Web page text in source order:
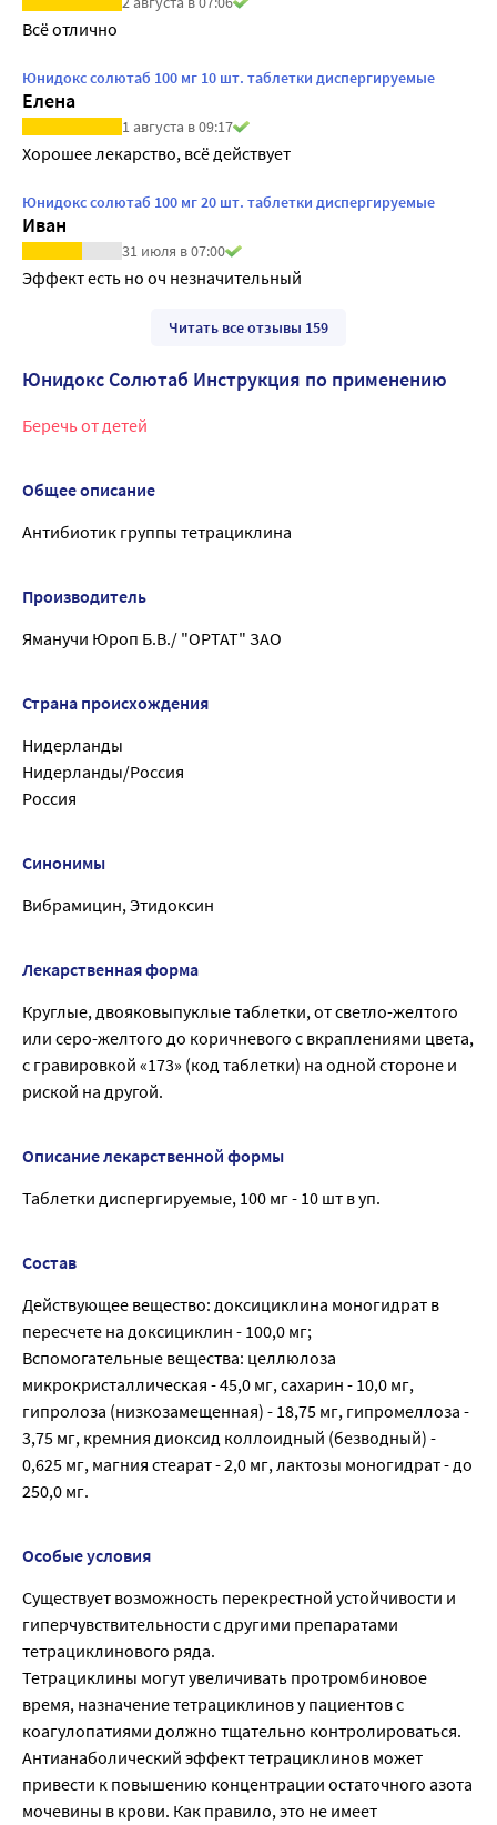
Всё отлично
Юнидокс солютаб 100 мг 10 шт. таблетки диспергируемые
Елена
1 августа в 09:17
Хорошее лекарство, всё действует
Юнидокс солютаб 100 мг 20 шт. таблетки диспергируемые
Иван
31 июля в 07:00
Эффект есть но оч незначительный
Читать все отзывы 159
Юнидокс Солютаб Инструкция по применению
Беречь от детей
Общее описание
Антибиотик группы тетрациклина
Производитель
Яманучи Юроп Б.В./ "ОРТАТ" ЗАО
Страна происхождения
Нидерланды
Нидерланды/Россия
Россия
Синонимы
Вибрамицин, Этидоксин
Лекарственная форма
Круглые, двояковыпуклые таблетки, от светло-желтого
или серо-желтого до коричневого с вкраплениями цвета,
с гравировкой «173» (код таблетки) на одной стороне и
риской на другой.
Описание лекарственной формы
Таблетки диспергируемые, 100 мг - 10 шт в уп.
Состав
Действующее вещество: доксициклина моногидрат в
пересчете на доксициклин - 100,0 мг;
Вспомогательные вещества: целлюлоза
микрокристаллическая - 45,0 мг, сахарин - 10,0 мг,
гипролоза (низкозамещенная) - 18,75 мг, гипромеллоза -
3,75 мг, кремния диоксид коллоидный (безводный) -
0,625 мг, магния стеарат - 2,0 мг, лактозы моногидрат - до
250,0 мг.
Особые условия
Существует возможность перекрестной устойчивости и
гиперчувствительности с другими препаратами
тетрациклинового ряда.
Тетрациклины могут увеличивать протромбиновое
время, назначение тетрациклинов у пациентов с
коагулопатиями должно тщательно контролироваться.
Антианаболический эффект тетрациклинов может
привести к повышению концентрации остаточного азота
мочевины в крови. Как правило, это не имеет